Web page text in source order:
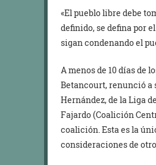
«El pueblo libre debe
definido, se defina por
sigan condenando el
A menos de 10 días de
Betancourt, renunció a
Hernández, de la Liga
Fajardo (Coalición
coalición. Esta es la
consideraciones de